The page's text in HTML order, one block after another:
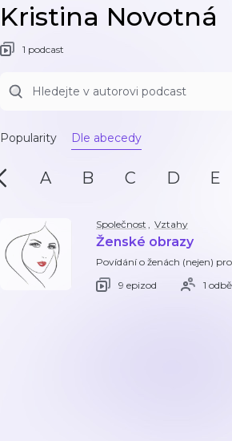
Kristina Novotná
1 podcast
Popularity Dle abecedy
A B C D E
Společnost , Vztahy
Ženské obrazy
Povídání o ženách (nejen)
9 epizod
1